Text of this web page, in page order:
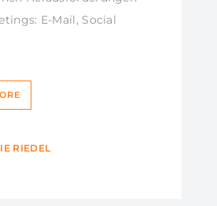
E-Mail, Social
RIEDEL